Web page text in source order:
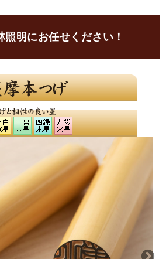
を吉に変更して、さらにご希望の運気
ことをきちんと取り入れて、吉印材と
りすることにより、お気持ちが前向き
い運気を招き入れられるのではないで
あと押しになれば幸いでございます。
照明にお任せください！